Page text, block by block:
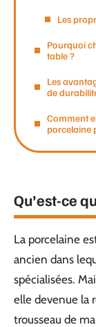
Les
Pourquoi
table ?
Les
de
Comment
porcelaine
Qu’est-ce
La porcelaine
ancien dans
spécialisées.
elle devenue la
trousseau de